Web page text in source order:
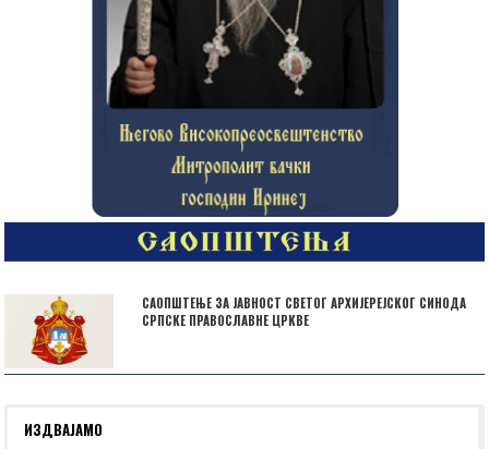
САОПШТЕЊЕ ЗА ЈАВНОСТ СВЕТОГ АРХИЈЕРЕЈСКОГ СИНОДА
СРПСКЕ ПРАВОСЛАВНЕ ЦРКВЕ
ИЗДВАЈАМО